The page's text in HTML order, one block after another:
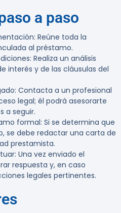
a paso
: Reúne toda la
al préstamo.
: Realiza un análisis
interés y de las cláusulas del
: Contacta a un profesional
legal; él podrá asesorarte
a seguir.
formal: Si se determina que
se debe redactar una carta de
prestamista.
: Una vez enviado el
respuesta y, en caso
legales pertinentes.